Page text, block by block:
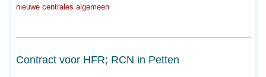
nieuwe centrales algemeen
Contract voor HFR; RCN in Petten